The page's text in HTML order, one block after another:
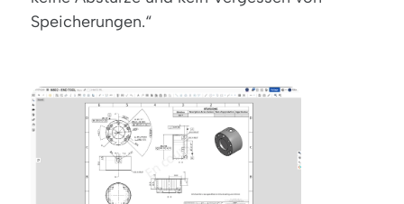
Speicherungen.“